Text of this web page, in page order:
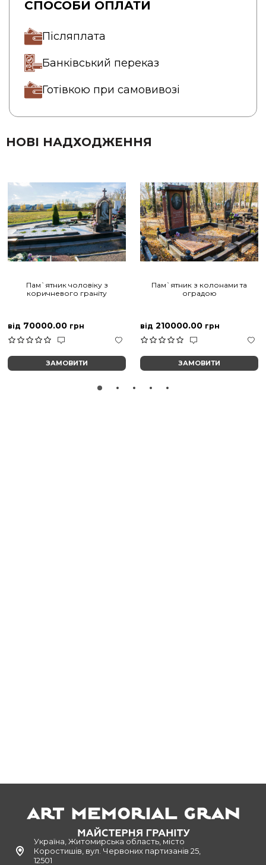
СПОСОБИ ОПЛАТИ
Післяплата
Банківський переказ
Готівкою при самовивозі
НОВІ НАДХОДЖЕННЯ
Пам`ятник чоловіку з
коричневого граніту
від 70000.00 грн
ЗАМОВИТИ
Пам`ятник з колонами та
оградою
від 210000.00 грн
ЗАМОВИТИ
Україна, Житомирська область, місто
Коростишів, вул. Червоних партизанів 25,
12501